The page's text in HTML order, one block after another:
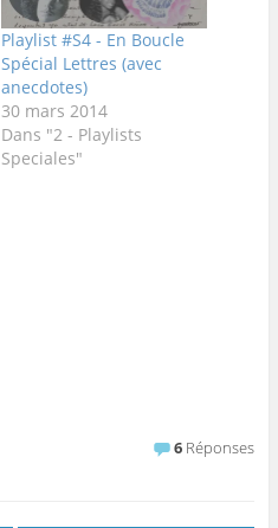
Playlist #S4 - En Boucle
Spécial Lettres (avec
anecdotes)
30 mars 2014
Dans "2 - Playlists
Speciales"
6 Réponses